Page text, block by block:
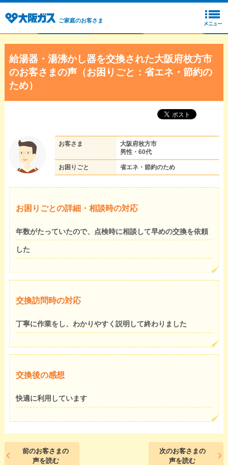
ご家庭のお客さま
給湯器・湯沸かし器を交換された大阪府枚方市
のお客さまの声（お困りごと：省エネ・節約の
ため）
お客さま
大阪府枚方市
男性・60代
お困りごと 省エネ・節約のため
お困りごとの詳細・相談時の対応
年数がたっていたので、点検時に相談して早めの交換を依頼
した
交換訪問時の対応
丁寧に作業をし、わかりやすく説明して終わりました
交換後の感想
快適に利用しています
前のお客さまの
声を読む
次のお客さまの
声を読む